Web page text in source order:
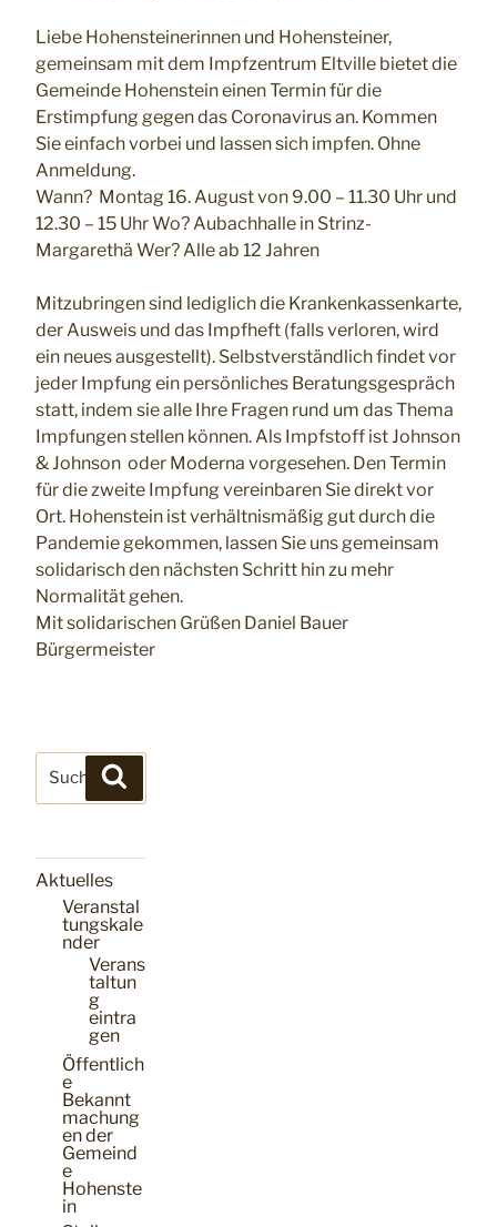
Liebe Hohensteinerinnen und Hohensteiner,
gemeinsam mit dem Impfzentrum Eltville bietet die
Gemeinde Hohenstein einen Termin für die
Erstimpfung gegen das Coronavirus an. Kommen
Sie einfach vorbei und lassen sich impfen. Ohne
Anmeldung.
Wann? Montag 16. August von 9.00 – 11.30 Uhr und
12.30 – 15 Uhr Wo? Aubachhalle in Strinz-
Margarethä Wer? Alle ab 12 Jahren
Mitzubringen sind lediglich die Krankenkassenkarte,
der Ausweis und das Impfheft (falls verloren, wird
ein neues ausgestellt). Selbstverständlich findet vor
jeder Impfung ein persönliches Beratungsgespräch
statt, indem sie alle Ihre Fragen rund um das Thema
Impfungen stellen können. Als Impfstoff ist Johnson
& Johnson oder Moderna vorgesehen. Den Termin
für die zweite Impfung vereinbaren Sie direkt vor
Ort. Hohenstein ist verhältnismäßig gut durch die
Pandemie gekommen, lassen Sie uns gemeinsam
solidarisch den nächsten Schritt hin zu mehr
Normalität gehen.
Mit solidarischen Grüßen Daniel Bauer
Bürgermeister
Suchen
nach:
Aktuelles
Veranstal
tungskale
nder
Verans
taltun
g
eintra
gen
Öffentlich
e
Bekannt
machung
en der
Gemeind
e
Hohenste
in